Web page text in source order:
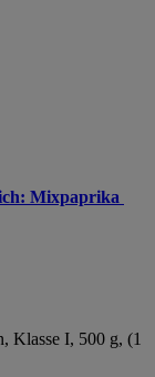
Mixpaprika
Klasse I, 500 g, (1